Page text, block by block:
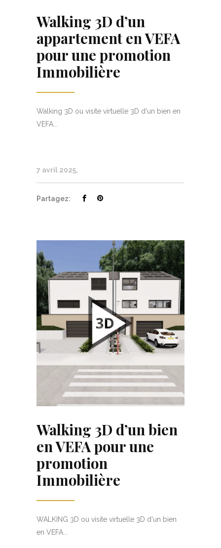
Walking 3D d’un
appartement en VEFA
pour une promotion
Immobilière
Walking 3D ou visite virtuelle 3D d'un bien en
VEFA...
7 avril 2025
Partagez:
Walking 3D d’un bien
en VEFA pour une
promotion
Immobilière
WALKING 3D ou visite virtuelle 3D d'un bien
en VEFA...